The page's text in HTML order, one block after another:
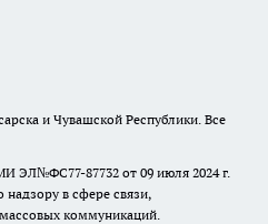
и Чувашской Республики. Все
ЭЛ№ФС77-87732 от 09 июля 2024 г.
в сфере связи,
коммуникаций.